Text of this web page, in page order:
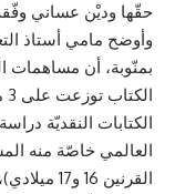
حقّها وديْن عساني
وأوضح مامي أستاذ
بمنّوبة، أن مساهمات
الكتابات النقديّة
العالمي خاصّة منه
القرنين